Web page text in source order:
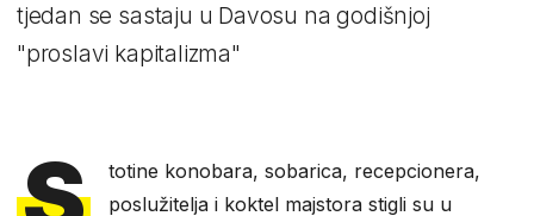
tjedan se sastaju u Davosu na godišnjoj
"proslavi kapitalizma"
totine konobara, sobarica, recepcionera,
poslužitelja i koktel majstora stigli su u